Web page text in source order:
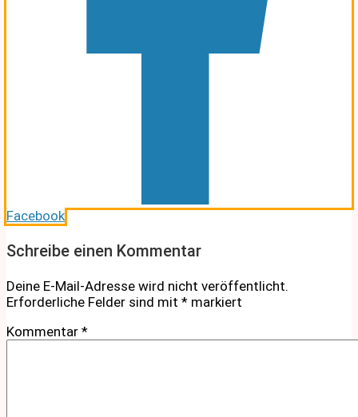
Facebook
Schreibe einen Kommentar
Deine E-Mail-Adresse wird nicht veröffentlicht.
Erforderliche Felder sind mit * markiert
Kommentar *